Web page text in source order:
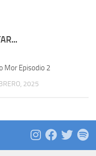
Mor Episodio 2
2025